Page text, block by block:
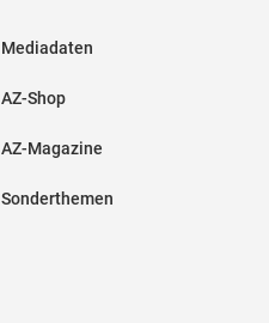
Mediadaten
AZ-Shop
AZ-Magazine
Sonderthemen